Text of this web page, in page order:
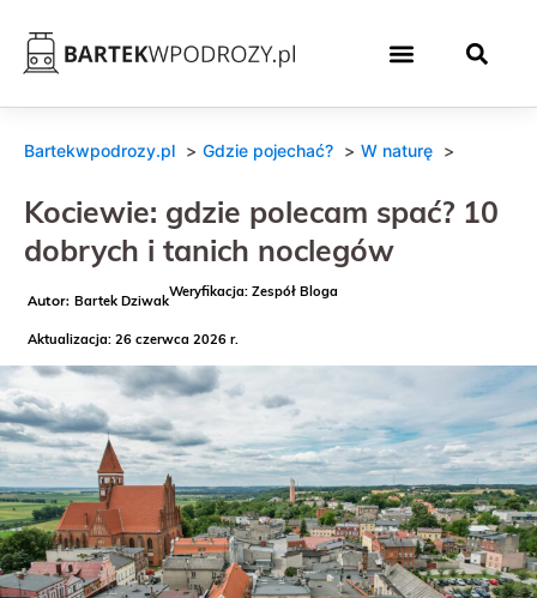
Bartekwpodrozy.pl Gdzie pojechać? W naturę
Kociewie: gdzie polecam spać? 10
dobrych i tanich noclegów
Bartek Dziwak
Weryfikacja: Zespół Bloga
Aktualizacja: 26 czerwca 2026 r.